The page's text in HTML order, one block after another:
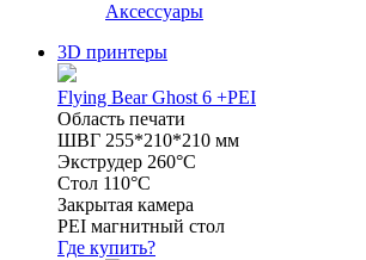
Аксессуары
3D принтеры
Flying Bear Ghost 6 +PEI
Область печати
ШВГ 255*210*210 мм
Экструдер 260°C
Стол 110°C
Закрытая камера
PEI магнитный стол
Где купить?